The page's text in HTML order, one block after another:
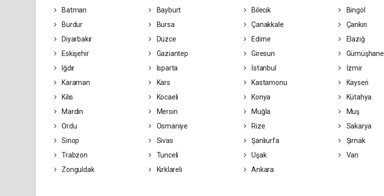
Batman
Bayburt Bilecik Bingöl
Burdur
Bursa Çanakkale Çankırı
Diyarbakır
Düzce Edirne Elazığ
Eskişehir
Gaziantep Giresun Gümüşhane
Iğdır
Isparta İstanbul İzmir
Karaman
Kars Kastamonu Kayseri
Kilis
Kocaeli Konya Kütahya
Mardin
Mersin Muğla Muş
Ordu
Osmaniye Rize Sakarya
Sinop
Sivas Şanlıurfa Şırnak
Trabzon
Tunceli Uşak Van
Zonguldak
Kırklareli Ankara